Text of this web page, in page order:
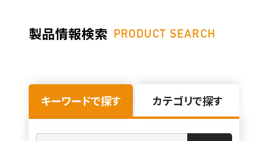
製品情報検索 PRODUCT SEARCH
キーワードで探す カテゴリで探す